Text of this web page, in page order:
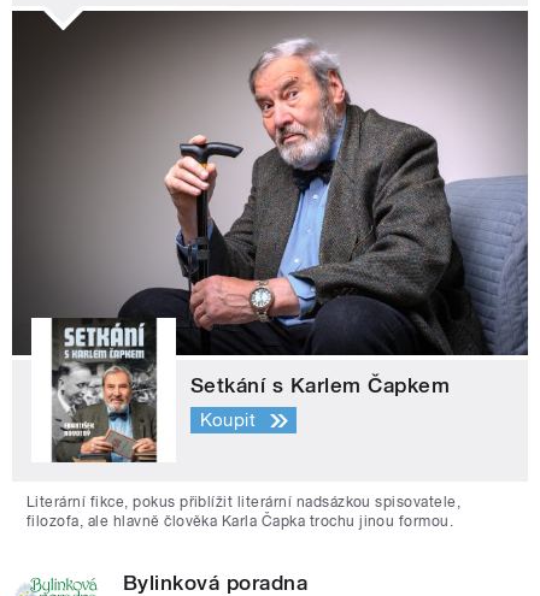
Setkání s Karlem Čapkem
Koupit
Literární fikce, pokus přiblížit literární nadsázkou spisovatele,
filozofa, ale hlavně člověka Karla Čapka trochu jinou formou.
Bylinková poradna